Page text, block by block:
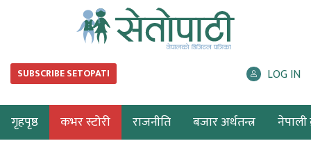
SUBSCRIBE SETOPATI LOG IN
गृहपृष्ठ कभर स्टोरी राजनीति बजार अर्थतन्त्र नेपाली